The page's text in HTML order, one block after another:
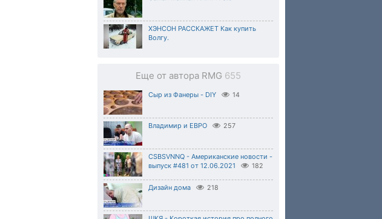
ХЭНСОН РАССКАЖЕТ Как купить
Волгу.
Еще от автора RMG 655
Сыр из Фанеры - DIY 14
Владимир и ЕВРО 257
CSBSVNNQ - Американские новости -
выпуск #481 от 12.06.2021
182
Дизайн дома 218